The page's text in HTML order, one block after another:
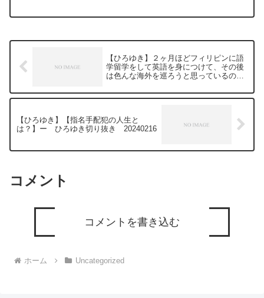
【ひろゆき】２ヶ月ほどフィリピンに語
学留学をして英語を身につけて、その後
は色んな海外を巡ろうと思っているので
ゆき切り抜き 20240216
【ひろゆき】【指名手配犯の人生と
は？】ー ひろゆき切り抜き 20240216
コメント
コメントを書き込む
ホーム Uncategorized